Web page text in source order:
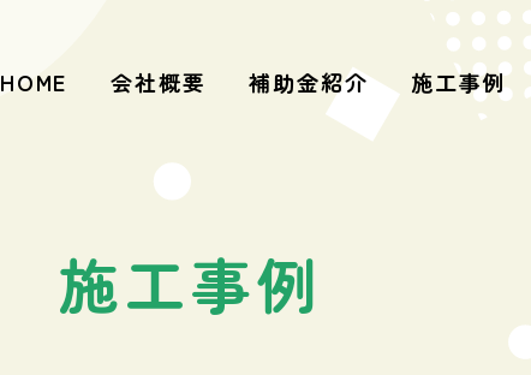
HOME 会社概要 補助金紹介 施工事例
施工事例